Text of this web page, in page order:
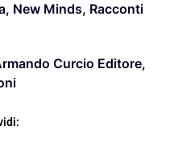
, New Minds, Racconti
Curcio Editore,